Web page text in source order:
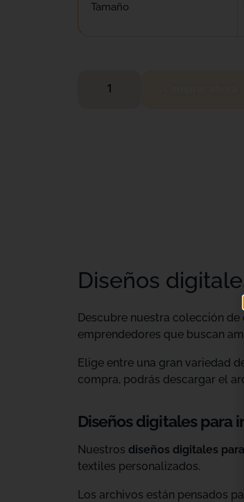
Tamaño
Diseños
Descubre nuestra colección de
emprendedores que buscan
Elige entre una gran variedad
compra, podrás descargar el
Diseños digitales para
Nuestros diseños digitales para
textiles personalizados.
Los archivos están pensados